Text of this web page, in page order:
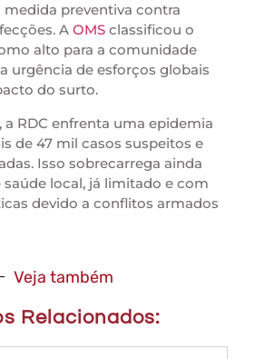
preventiva contra
A OMS classificou o
alto para a comunidade
urgência de esforços globais
do surto.
RDC enfrenta uma epidemia
de 47 mil casos suspeitos e
Isso sobrecarrega ainda
local, já limitado e com
devido a conflitos armados
Veja também
Relacionados: